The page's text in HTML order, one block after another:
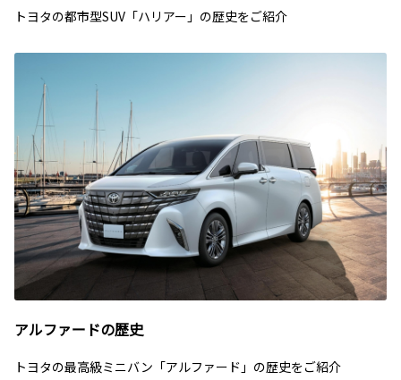
トヨタの都市型SUV「ハリアー」の歴史をご紹介
アルファードの歴史
トヨタの最高級ミニバン「アルファード」の歴史をご紹介